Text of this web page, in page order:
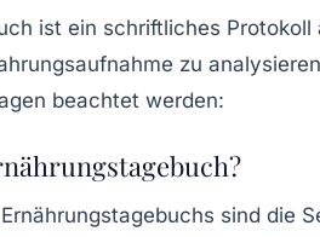
ist ein schriftliches
zu
beachtet werden:
sind die